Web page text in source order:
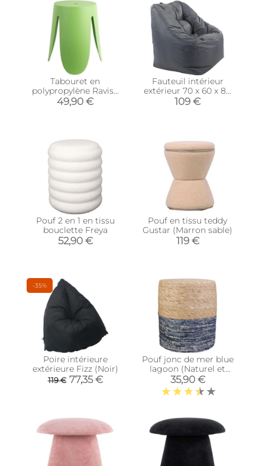
Tabouret en
polypropylène Ravish
(Vert)
49,90 €
Fauteuil intérieur
extérieur 70 x 60 x 80
cm Marco (Gris
109 €
Pouf 2 en 1 en tissu
bouclette Freya
52,90 €
Pouf en tissu teddy
Gustar (Marron sable)
119 €
-35%
Poire intérieure
extérieure Fizz (Noir)
119 € 77,35 €
Pouf jonc de mer blue
lagoon (Naturel et
bleu)
35,90 €